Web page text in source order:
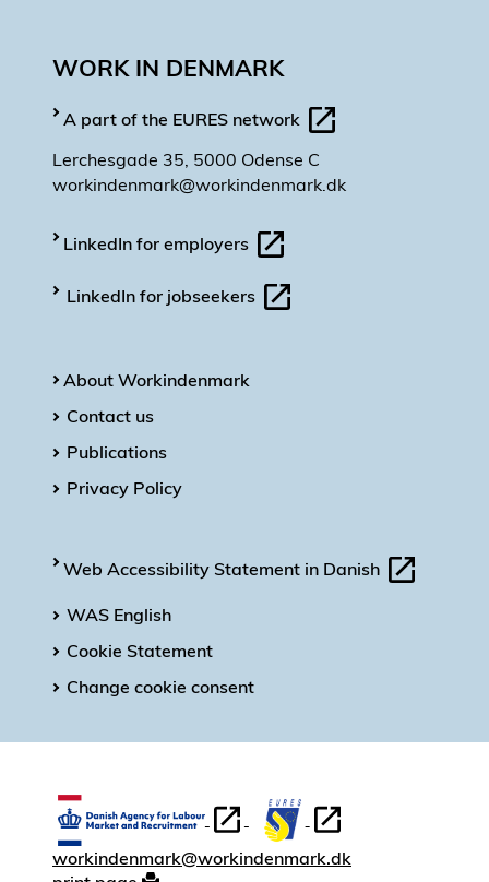
WORK IN DENMARK
A part of the EURES network
Lerchesgade 35, 5000 Odense C
workindenmark@workindenmark.dk
LinkedIn for employers
LinkedIn for jobseekers
About Workindenmark
Contact us
Publications
Privacy Policy
Web Accessibility Statement in Danish
WAS English
Cookie Statement
Change cookie consent
workindenmark@workindenmark.dk